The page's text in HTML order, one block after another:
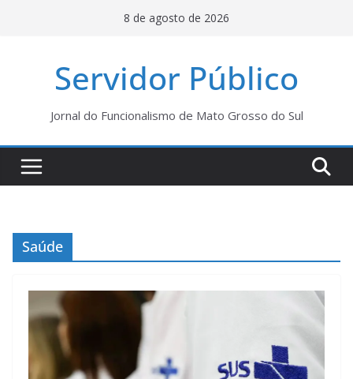
8 de agosto de 2026
Servidor Público
Jornal do Funcionalismo de Mato Grosso do Sul
Saúde